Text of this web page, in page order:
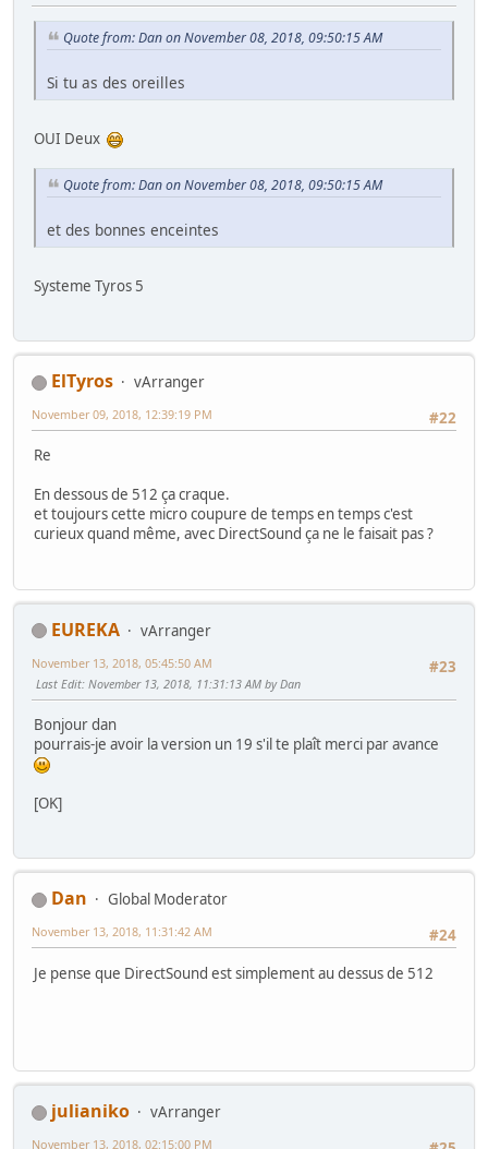
Quote from: Dan on November 08, 2018, 09:50:15 AM
Si tu as des oreilles
OUI Deux
Quote from: Dan on November 08, 2018, 09:50:15 AM
et des bonnes enceintes
Systeme Tyros 5
ElTyros
vArranger
#22
November 09, 2018, 12:39:19 PM
Re
En dessous de 512 ça craque.
et toujours cette micro coupure de temps en temps c'est
curieux quand même, avec DirectSound ça ne le faisait pas ?
EUREKA
vArranger
#23
November 13, 2018, 05:45:50 AM
Last Edit: November 13, 2018, 11:31:13 AM by Dan
Bonjour dan
pourrais-je avoir la version un 19 s'il te plaît merci par avance
[OK]
Dan
Global Moderator
#24
November 13, 2018, 11:31:42 AM
Je pense que DirectSound est simplement au dessus de 512
julianiko
vArranger
November 13, 2018, 02:15:00 PM